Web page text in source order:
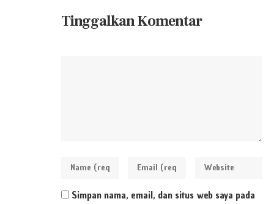
Tinggalkan Komentar
Simpan nama, email, dan situs web saya pada